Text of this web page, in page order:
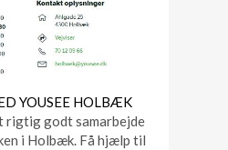
YOUSEE HOLBÆK
rigtig godt samarbejde
i Holbæk. Få hjælp til